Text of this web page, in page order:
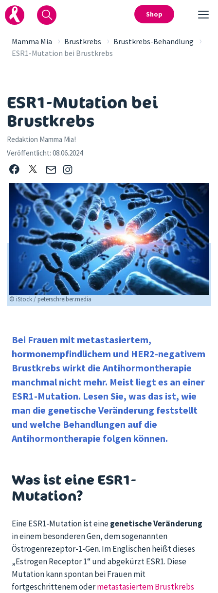
Shop
Mamma Mia › Brustkrebs › Brustkrebs-Behandlung ›
ESR1-Mutation bei Brustkrebs
ESR1-Mutation bei
Brustkrebs
Redaktion Mamma Mia!
Veröffentlicht: 08.06.2024
© iStock / peterschreiber.media
Bei Frauen mit metastasiertem,
hormonempfindlichem und HER2-negativem
Brustkrebs wirkt die Antihormontherapie
manchmal nicht mehr. Meist liegt es an einer
ESR1-Mutation. Lesen Sie, was das ist, wie
man die genetische Veränderung feststellt
und welche Behandlungen auf die
Antihormontherapie folgen können.
Was ist eine ESR1-
Mutation?
Eine ESR1-Mutation ist einegenetische Veränderung
in einem besonderen Gen, dem sogenannten
Östrogenrezeptor-1-Gen. Im Englischen heißt dieses
„Estrogen Receptor 1“ und abgekürzt ESR1. Diese
Mutation kann spontan bei Frauen mit
fortgeschrittenem odermetastasiertem Brustkrebs